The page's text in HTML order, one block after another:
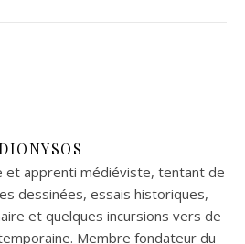
et apprenti médiéviste, tentant de
dessinées, essais historiques,
et quelques incursions vers de
Membre fondateur du